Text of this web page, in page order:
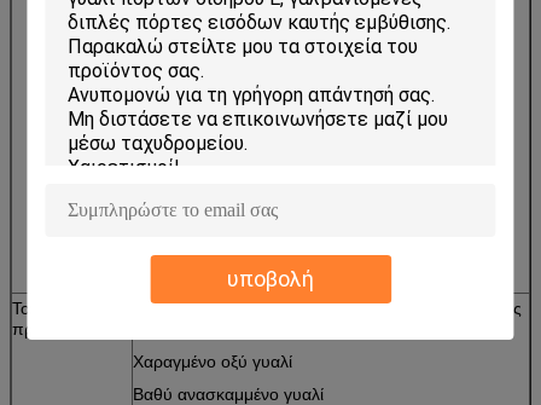
υποβολή
Το ευρύ φάσμα κάλυψης προϊόντων χρήσης μας:
Φεγγίτης και κεραμίδι
Παράθυρα και πόρτα
Γυαλί πορτών γραφείων κουζινών και συρόμενη
Δωμάτιο ντους και γυαλί πορτών τουαλετών
Το κύριο
προϊόν μας
Γυαλί καθρεφτών: καθρέφτης χρώματος, ασημένιος
Χαραγμένο οξύ γυαλί
Βαθύ ανασκαμμένο γυαλί